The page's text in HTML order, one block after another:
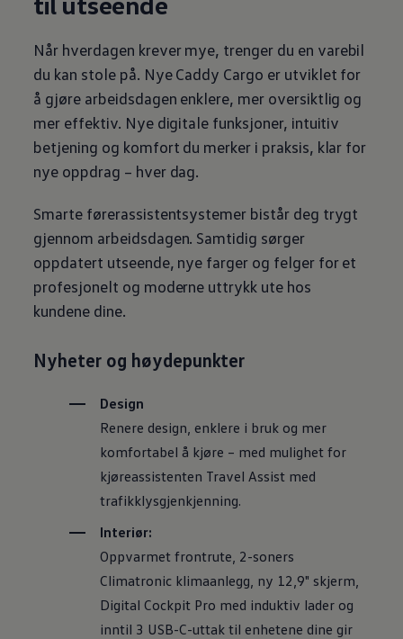
Når hverdagen krever mye, trenger du en varebil
du kan stole på. Nye Caddy Cargo er utviklet for
å gjøre arbeidsdagen enklere, mer oversiktlig og
mer effektiv. Nye digitale funksjoner, intuitiv
betjening og komfort du merker i praksis, klar for
nye oppdrag – hver dag.
Smarte førerassistentsystemer bistår deg trygt
gjennom arbeidsdagen. Samtidig sørger
oppdatert utseende, nye farger og felger for et
profesjonelt og moderne uttrykk ute hos
kundene dine.
Nyheter og høydepunkter
Design
Renere design, enklere i bruk og mer
komfortabel å kjøre – med mulighet for
kjøreassistenten Travel Assist med
trafikklysgjenkjenning.
Interiør:
Oppvarmet frontrute, 2-soners
Climatronic klimaanlegg, ny 12,9" skjerm,
Digital Cockpit Pro med induktiv lader og
inntil 3 USB-C-uttak til enhetene dine gir